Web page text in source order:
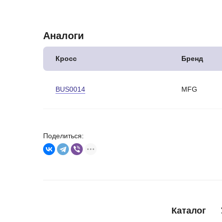
Аналоги
Кросс Бренд
BUS0014 MFG
Поделиться:
Каталог